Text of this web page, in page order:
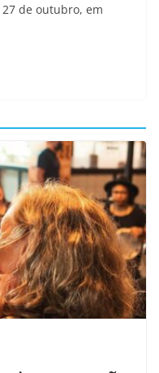
de outubro, em